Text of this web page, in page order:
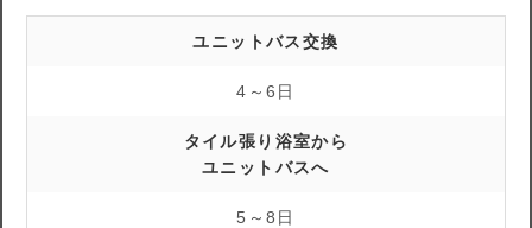
ユニットバス交換
4～6日
タイル張り浴室から
ユニットバスへ
5～8日